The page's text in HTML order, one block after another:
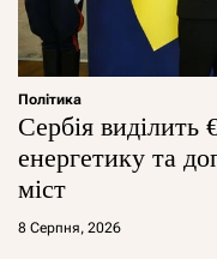
Політика
Сербія виділить
енергетику та
міст
8 Серпня, 2026